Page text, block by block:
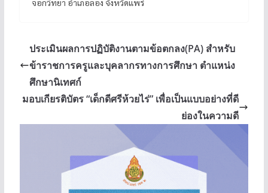
จอกวิทยา อำเภอลอง จังหวัดแพร่
ประเมินผลการปฏิบัติงานตามข้อตกลง(PA) สำหรับ
ข้าราชการครูและบุคลากรทางการศึกษา ตำแหน่ง
ศึกษานิเทศก์
มอบเกียรติบัตร “เด็กดีศรีห้วยไร่” เพื่อเป็นแบบอย่างที่ดี
ย่องในความดี